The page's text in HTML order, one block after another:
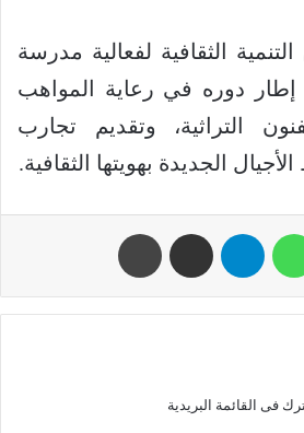
الثقافية لفعالية مدرسة
إطار دوره في رعاية المواهب
التراثية، وتقديم تجارب
الجديدة بهويتها الثقافية.
فى القائمة البريدية